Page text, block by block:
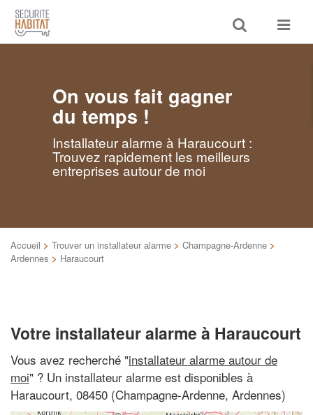
Toggle
search
Toggle
On vous fait gagner
du temps !
Installateur alarme à Haraucourt :
Trouvez rapidement les meilleurs
entreprises autour de moi
Accueil > Trouver un installateur alarme > Champagne-Ardenne >
Ardennes > Haraucourt
Votre installateur alarme à Haraucourt
Vous avez recherché "installateur alarme autour de
moi" ? Un installateur alarme est disponibles à
Haraucourt, 08450 (Champagne-Ardenne, Ardennes)